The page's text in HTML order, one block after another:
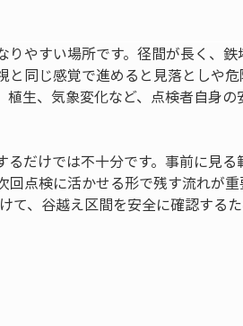
やすい場所です。径間が長く、
同じ感覚で進めると見落としや
生、気象変化など、点検者自身
だけでは不十分です。事前に見
点検に活かせる形で残す流れが
て、谷越え区間を安全に確認する